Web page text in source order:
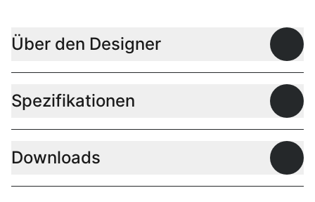
Über den Designer
Spezifikationen
Downloads